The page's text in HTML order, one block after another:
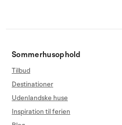
Sommerhusophold
Tilbud
Destinationer
Udenlandske huse
Inspiration til ferien